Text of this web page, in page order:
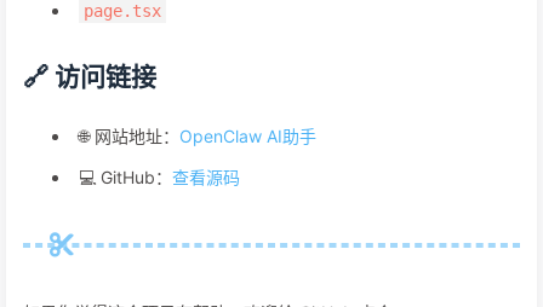
page.tsx
🔗 访问链接
🌐 网站地址： OpenClaw AI助手
💻 GitHub： 查看源码